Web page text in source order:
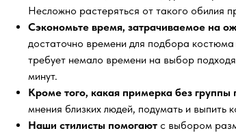
Несложно растеряться от такого обилия
Сэкономьте время, затрачиваемое на
достаточно времени для подбора
требует немало времени на выбор
минут.
Кроме того, какая примерка без группы
мнения близких людей, подумать и выпить
Наши стилисты помогают с выбором